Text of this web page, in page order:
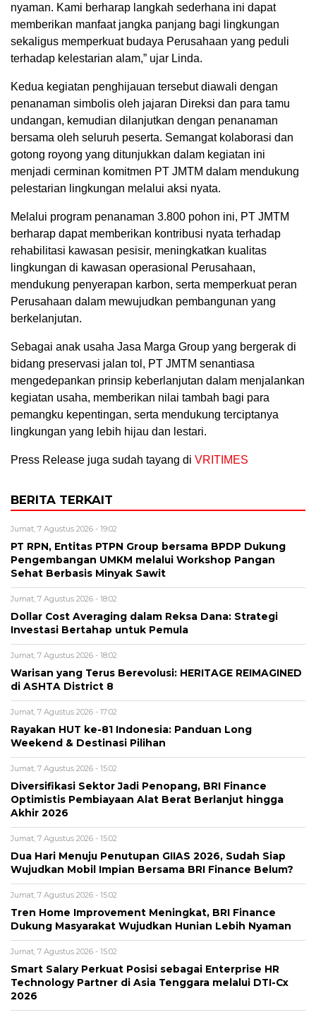
nyaman. Kami berharap langkah sederhana ini dapat
memberikan manfaat jangka panjang bagi lingkungan
sekaligus memperkuat budaya Perusahaan yang peduli
terhadap kelestarian alam,” ujar Linda.
Kedua kegiatan penghijauan tersebut diawali dengan
penanaman simbolis oleh jajaran Direksi dan para tamu
undangan, kemudian dilanjutkan dengan penanaman
bersama oleh seluruh peserta. Semangat kolaborasi dan
gotong royong yang ditunjukkan dalam kegiatan ini
menjadi cerminan komitmen PT JMTM dalam mendukung
pelestarian lingkungan melalui aksi nyata.
Melalui program penanaman 3.800 pohon ini, PT JMTM
berharap dapat memberikan kontribusi nyata terhadap
rehabilitasi kawasan pesisir, meningkatkan kualitas
lingkungan di kawasan operasional Perusahaan,
mendukung penyerapan karbon, serta memperkuat peran
Perusahaan dalam mewujudkan pembangunan yang
berkelanjutan.
Sebagai anak usaha Jasa Marga Group yang bergerak di
bidang preservasi jalan tol, PT JMTM senantiasa
mengedepankan prinsip keberlanjutan dalam menjalankan
kegiatan usaha, memberikan nilai tambah bagi para
pemangku kepentingan, serta mendukung terciptanya
lingkungan yang lebih hijau dan lestari.
Press Release juga sudah tayang di VRITIMES
BERITA TERKAIT
Jumat, 7 Agustus 2026 - 19:02
PT RPN, Entitas PTPN Group bersama BPDP Dukung
Pengembangan UMKM melalui Workshop Pangan
Sehat Berbasis Minyak Sawit
Jumat, 7 Agustus 2026 - 18:02
Dollar Cost Averaging dalam Reksa Dana: Strategi
Investasi Bertahap untuk Pemula
Jumat, 7 Agustus 2026 - 18:02
Warisan yang Terus Berevolusi: HERITAGE REIMAGINED
di ASHTA District 8
Jumat, 7 Agustus 2026 - 17:02
Rayakan HUT ke-81 Indonesia: Panduan Long
Weekend & Destinasi Pilihan
Jumat, 7 Agustus 2026 - 15:02
Diversifikasi Sektor Jadi Penopang, BRI Finance
Optimistis Pembiayaan Alat Berat Berlanjut hingga
Akhir 2026
Jumat, 7 Agustus 2026 - 15:02
Dua Hari Menuju Penutupan GIIAS 2026, Sudah Siap
Wujudkan Mobil Impian Bersama BRI Finance Belum?
Jumat, 7 Agustus 2026 - 15:02
Tren Home Improvement Meningkat, BRI Finance
Dukung Masyarakat Wujudkan Hunian Lebih Nyaman
Jumat, 7 Agustus 2026 - 15:02
Smart Salary Perkuat Posisi sebagai Enterprise HR
Technology Partner di Asia Tenggara melalui DTI-Cx
2026